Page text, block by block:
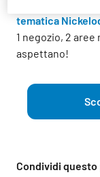
Condividi questo
tematica
1 negozio, 2
aspettano!